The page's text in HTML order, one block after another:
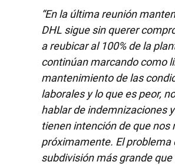
“En la última reunión
DHL sigue sin querer
a reubicar al 100% de la
continúan marcando como
mantenimiento de las
laborales y lo que es peor,
hablar de indemnizaciones
tienen intención de que nos
próximamente. El problema
subdivisión más grande que